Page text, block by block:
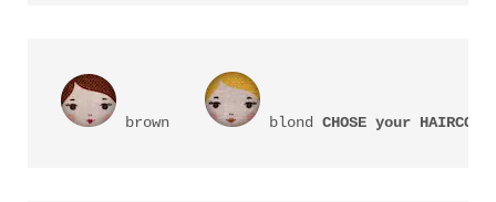
brown blond CHOSE your